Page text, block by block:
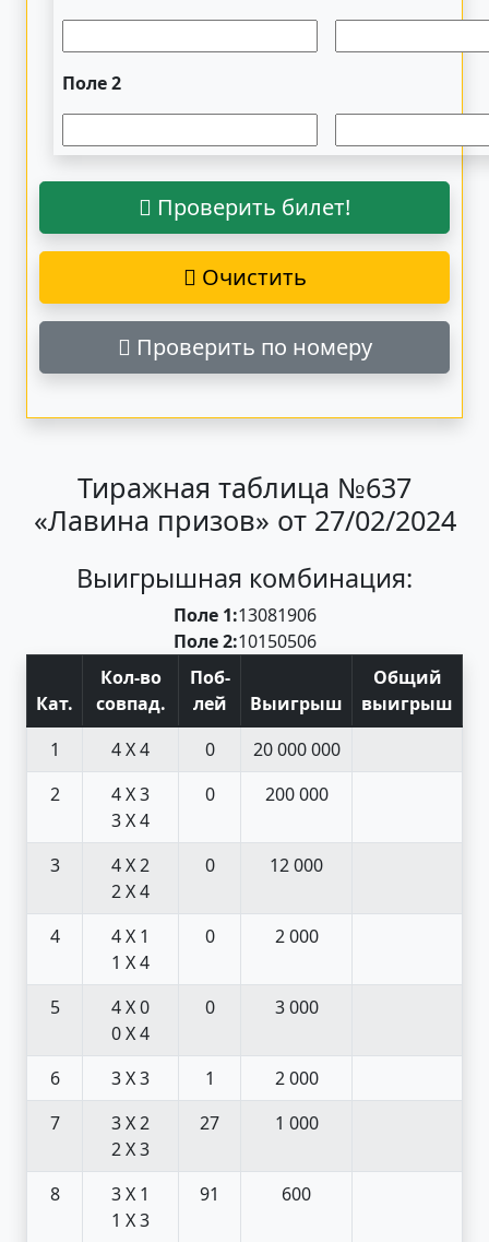
Поле 2
Проверить билет!
Очистить
Проверить по номеру
Тиражная таблица №637
«Лавина призов» от 27/02/2024
Выигрышная комбинация:
Поле 1:13081906
Поле 2:10150506
Кат.
Кол-во
совпад.
Поб-
лей
Выигрыш
Общий
выигрыш
1
4 X 4 0
20 000 000
2
4 X 3
3 X 4
0 200 000
3
4 X 2
2 X 4
0 12 000
4
4 X 1
1 X 4
0 2 000
5
4 X 0
0 X 4
0 3 000
6 3 X 3 1
2 000
7
3 X 2
2 X 3
27 1 000
8
3 X 1
1 X 3
91 600